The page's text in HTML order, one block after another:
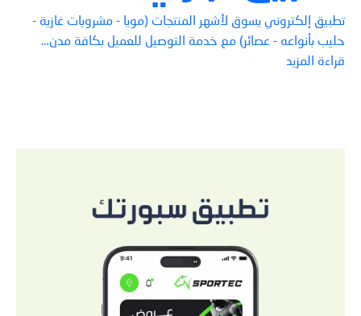
تطبيق إلكتروني يسوق لأشهر المنتجات (مويا - مشروبات غازية -
حليب بأنواعه - عصائر) مع خدمة التوصيل للعميل بكافة مدن…
قراءة المزيد